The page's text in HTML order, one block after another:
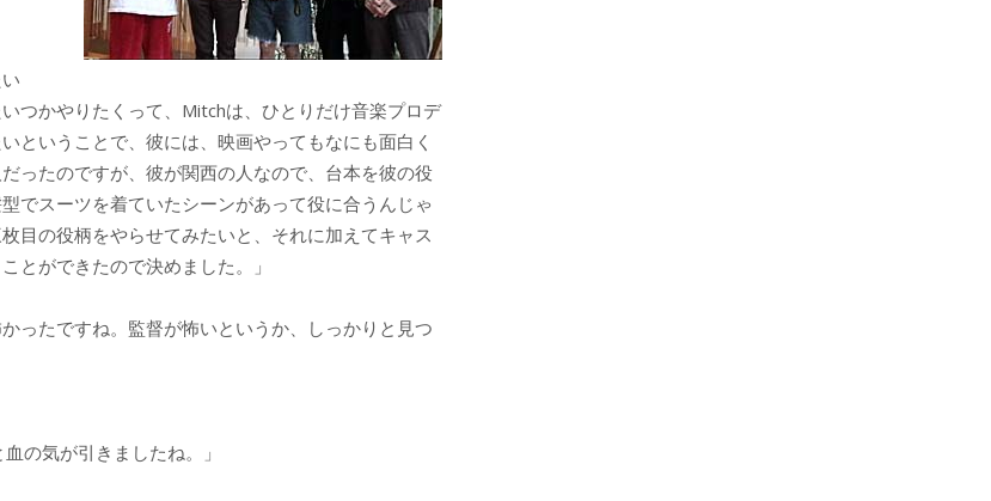
つかやりたくって、Mitchは、ひとりだけ音楽プロデ
ということで、彼には、映画やってもなにも面白く
ったのですが、彼が関西の人なので、台本を彼の役
でスーツを着ていたシーンがあって役に合うんじゃ
目の役柄をやらせてみたいと、それに加えてキャス
とができたので決めました。」
ったですね。監督が怖いというか、しっかりと見つ
の気が引きましたね。」